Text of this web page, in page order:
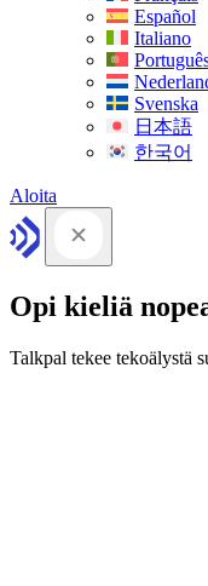
Español
Italiano
Svenska
日本語
한국어
Aloita
Opi kieliä
Talkpal tekee tekoälystä